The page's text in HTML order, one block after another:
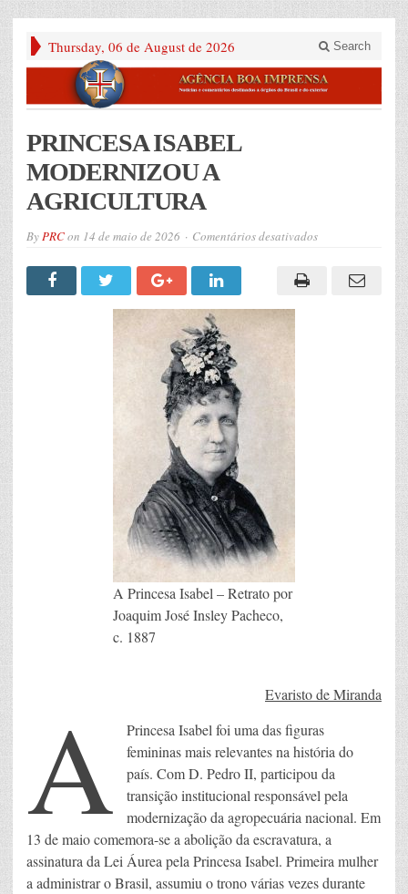
Thursday, 06 de August de 2026 Search
PRINCESA ISABEL
MODERNIZOU A
AGRICULTURA
ByPRCon 14 de maio de 2026 Comentários desativadosem
MODERNIZOU
A Princesa Isabel – Retrato por
Joaquim José Insley Pacheco,
c. 1887
Evaristo de Miranda
A
Princesa Isabel foi uma das figuras
femininas mais relevantes na história do
país. Com D. Pedro II, participou da
transição institucional responsável pela
modernização da agropecuária nacional. Em
13 de maio comemora-se a abolição da escravatura, a
assinatura da Lei Áurea pela Princesa Isabel. Primeira mulher
a administrar o Brasil, assumiu o trono várias vezes durante